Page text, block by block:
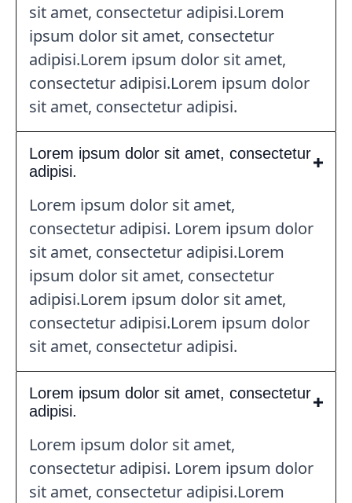
sit amet, consectetur adipisi.Lorem
ipsum dolor sit amet, consectetur
adipisi.Lorem ipsum dolor sit amet,
consectetur adipisi.Lorem ipsum dolor
sit amet, consectetur adipisi.
Lorem ipsum dolor sit amet, consectetur
adipisi.
Lorem ipsum dolor sit amet,
consectetur adipisi. Lorem ipsum dolor
sit amet, consectetur adipisi.Lorem
ipsum dolor sit amet, consectetur
adipisi.Lorem ipsum dolor sit amet,
consectetur adipisi.Lorem ipsum dolor
sit amet, consectetur adipisi.
Lorem ipsum dolor sit amet, consectetur
adipisi.
Lorem ipsum dolor sit amet,
consectetur adipisi. Lorem ipsum dolor
sit amet, consectetur adipisi.Lorem